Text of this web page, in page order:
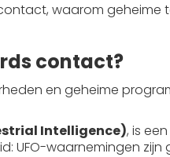
waarom
contact?
en geheime
Intelligence), is
UFO-waarnemingen zijn